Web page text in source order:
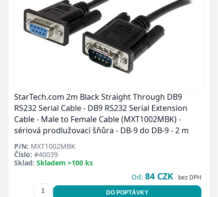
StarTech.com 2m Black Straight Through DB9
RS232 Serial Cable - DB9 RS232 Serial Extension
Cable - Male to Female Cable (MXT1002MBK) -
sériová prodlužovací šňůra - DB-9 do DB-9 - 2 m
P/N: MXT1002MBK
Číslo: #40039
Sklad: Skladem >100 ks
Od: 84 CZK bez DPH
DO POPTÁVKY